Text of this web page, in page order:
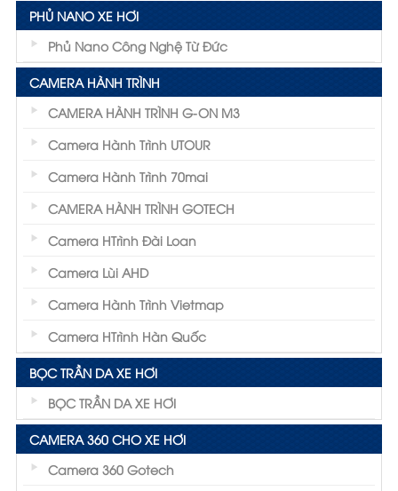
PHỦ NANO XE HƠI
Phủ Nano Công Nghệ Từ Đức
CAMERA HÀNH TRÌNH
CAMERA HÀNH TRÌNH G-ON M3
Camera Hành Trình UTOUR
Camera Hành Trình 70mai
CAMERA HÀNH TRÌNH GOTECH
Camera HTrình Đài Loan
Camera Lùi AHD
Camera Hành Trình Vietmap
Camera HTrình Hàn Quốc
BỌC TRẦN DA XE HƠI
BỌC TRẦN DA XE HƠI
CAMERA 360 CHO XE HƠI
Camera 360 Gotech